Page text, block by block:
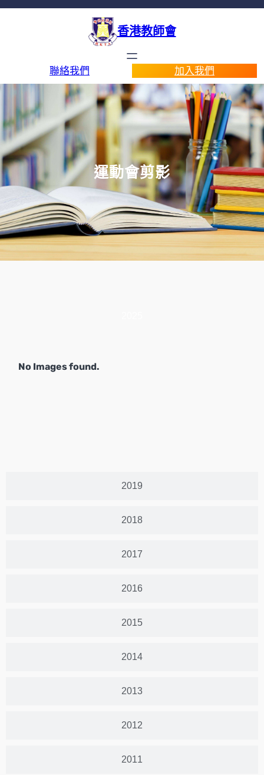
香港教師會
聯絡我們 加入我們
運動會剪影
2019
2018
2017
2016
2015
2014
2013
2012
2011
No Images found.